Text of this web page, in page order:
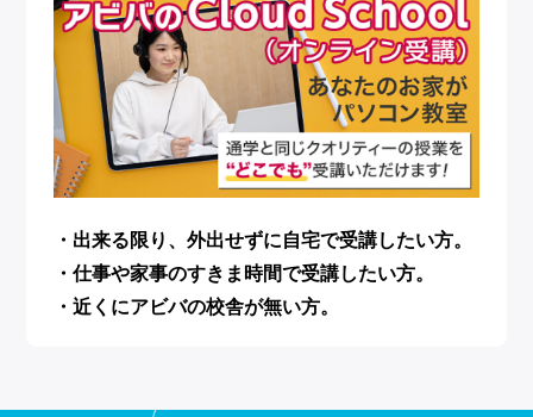
・出来る限り、外出せずに自宅で受講したい方。
・仕事や家事のすきま時間で受講したい方。
・近くにアビバの校舎が無い方。